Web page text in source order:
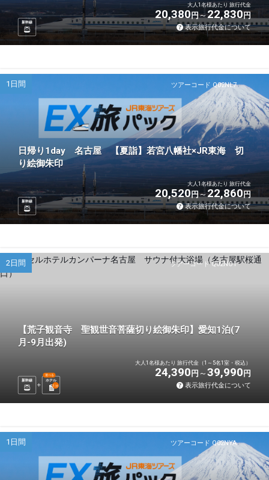
新幹線
大人1名様あたり 旅行代金
20,380円 22,830円
表示旅行代金について
ツアーコード Q02NL7
1日間
日帰り1day 名古屋 【夏詣】若宮八幡社×JR東海 切
り絵御朱印
新幹線
大人1名様あたり 旅行代金
20,520円 22,860円
表示旅行代金について
ツアーコード Q02NO1
2日間
【荒子観音寺 聖観世音菩薩切り絵御朱印】愛知1泊(7
月-9月出発)
新幹線 ホテル
選べる
1 泊
大人1名様あたり 旅行代金（1～5名1室・税込）
24,390 円 39,990 円
表示旅行代金について
ツアーコード Q02NYA
1日間